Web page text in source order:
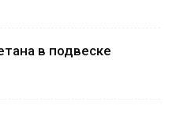
в подвеске